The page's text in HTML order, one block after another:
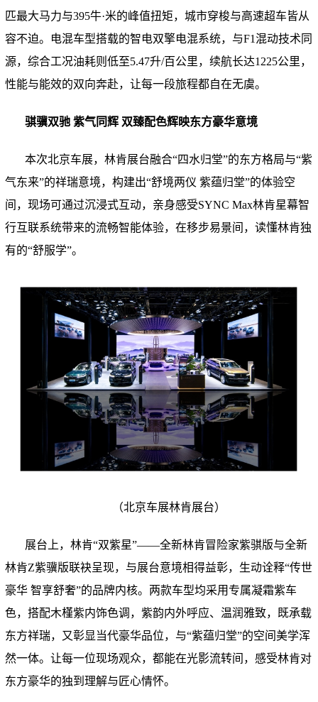
匹最大马力与395牛·米的峰值扭矩，城市穿梭与高速超车皆从
容不迫。电混车型搭载的智电双擎电混系统，与F1混动技术同
源，综合工况油耗则低至5.47升/百公里，续航长达1225公里，
性能与能效的双向奔赴，让每一段旅程都自在无虞。
骐骥双驰 紫气同辉 双臻配色辉映东方豪华意境
本次北京车展，林肯展台融合“四水归堂”的东方格局与“紫
气东来”的祥瑞意境，构建出“舒境两仪 紫蕴归堂”的体验空
间，现场可通过沉浸式互动，亲身感受SYNC Max林肯星幕智
行互联系统带来的流畅智能体验，在移步易景间，读懂林肯独
有的“舒服学”。
（北京车展林肯展台）
展台上，林肯“双紫星”——全新林肯冒险家紫骐版与全新
林肯Z紫骥版联袂呈现，与展台意境相得益彰，生动诠释“传世
豪华 智享舒奢”的品牌内核。两款车型均采用专属凝霜紫车
色，搭配木槿紫内饰色调，紫韵内外呼应、温润雅致，既承载
东方祥瑞，又彰显当代豪华品位，与“紫蕴归堂”的空间美学浑
然一体。让每一位现场观众，都能在光影流转间，感受林肯对
东方豪华的独到理解与匠心情怀。